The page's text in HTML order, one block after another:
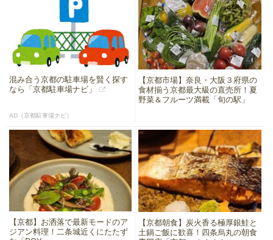
混み合う京都の駐車場を賢く探す
なら「京都駐車場ナビ」
AD（京都駐車場ナビ）
【京都市場】奈良・大阪３府県の
食材揃う京都最大級の直売所！夏
野菜＆フルーツ満載「旬の駅」
【京都】お洒落で最新モードのア
ジアン料理！二条城近くにたたず
【京都朝食】炭火香る極厚銀鮭と
土鍋ご飯に歓喜！四条烏丸の朝食